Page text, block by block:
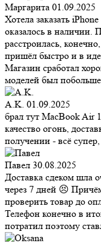
Маргарита 01.09.2025
Хотела заказать
оказалось в наличии.
расстроилась,
пришёл быстро и в
Магазин сработал
моделей был
A.K. 01.09.2025
брал тут MacBook Air
качество огонь,
получении - всё
Павел 30.08.2025
Доставка сдеком шла
через 7 дней 😣
проверить товар до
Телефон конечно в
потратил поэтому